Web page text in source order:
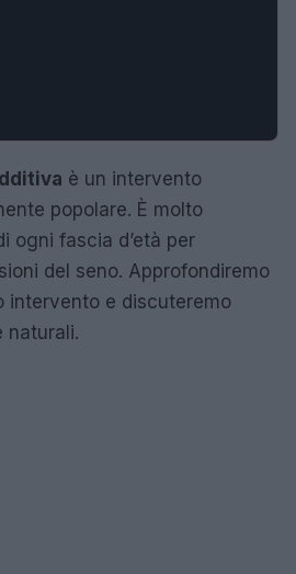
è un intervento
popolare. È molto
ogni fascia d’età per
del seno. Approfondiremo
intervento e discuteremo
naturali.